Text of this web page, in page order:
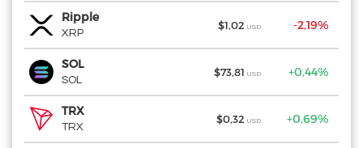
Ripple
XRP
$1,02 USD -2,19%
SOL
SOL
$73,81 USD +0,44%
TRX
TRX
$0,32 USD +0,69%
Ripple
XRP
SOL
SOL
TRX
TRX